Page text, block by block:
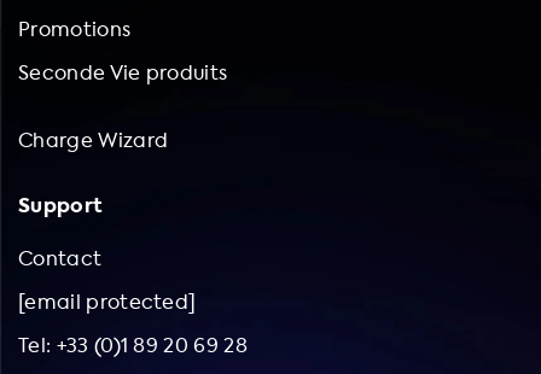
Promotions
Seconde Vie produits
Charge Wizard
Support
Contact
[email protected]
Tel: +33 (0)1 89 20 69 28